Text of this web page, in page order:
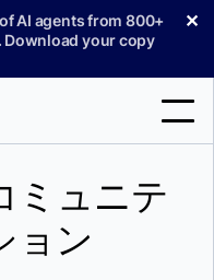
AI agents from 800+
Download your copy
✕
ミュニテ
ョン